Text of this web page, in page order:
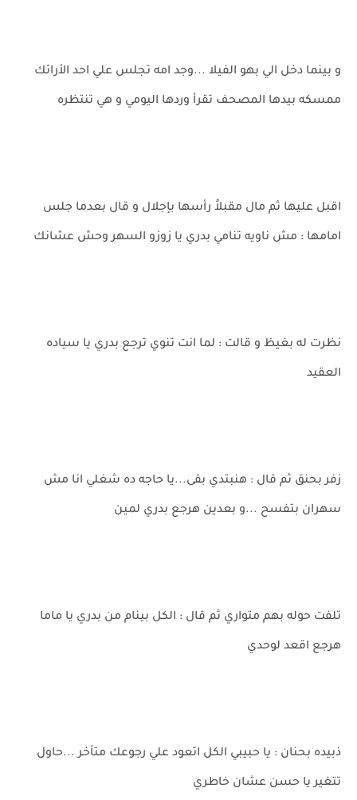
و بينما دخل الي بهو الفيلا ...وجد امه تجلس علي احد الأرائك
ممسكه بيدها المصحف تقرأ وردها اليومي و هي تنتظره
اقبل عليها ثم مال مقبلاً رأسها بإجلال و قال بعدما جلس
امامها : مش ناويه تنامي بدري يا زوزو السهر وحش عشانك
نظرت له بغيظ و قالت : لما انت تنوي ترجع بدري يا سياده
العقيد
زفر بحنق ثم قال : هنبتدي بقى...يا حاجه ده شغلي انا مش
سهران بتفسح ...و بعدين هرجع بدري لمين
تلفت حوله بهم متواري ثم قال : الكل بينام من بدري يا ماما
هرجع اقعد لوحدي
ذبيده بحنان : يا حبيبي الكل اتعود علي رجوعك متأخر ...حاول
تتغير يا حسن عشان خاطري